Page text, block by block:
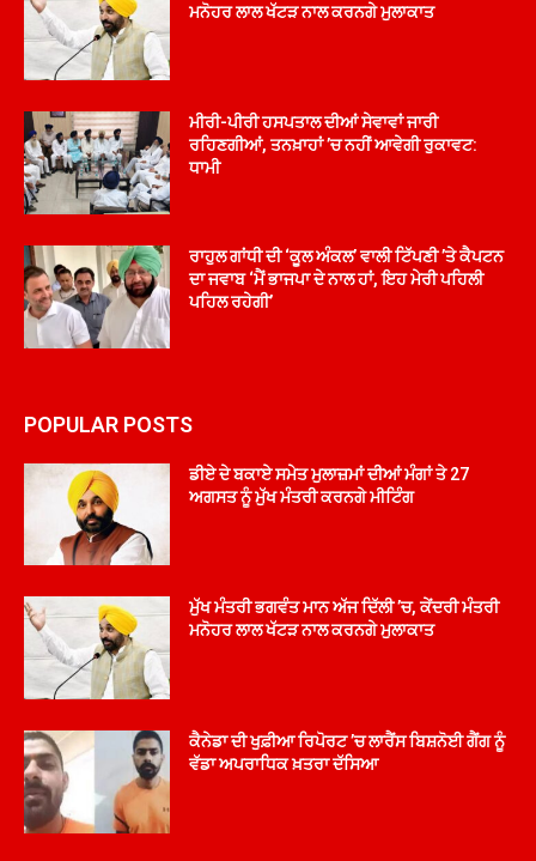
ਮਨੋਹਰ ਲਾਲ ਖੱਟੜ ਨਾਲ ਕਰਨਗੇ ਮੁਲਾਕਾਤ
ਮੀਰੀ-ਪੀਰੀ ਹਸਪਤਾਲ ਦੀਆਂ ਸੇਵਾਵਾਂ ਜਾਰੀ
ਰਹਿਣਗੀਆਂ, ਤਨਖ਼ਾਹਾਂ ’ਚ ਨਹੀਂ ਆਵੇਗੀ ਰੁਕਾਵਟ:
ਧਾਮੀ
ਰਾਹੁਲ ਗਾਂਧੀ ਦੀ ‘ਕੂਲ ਅੰਕਲ’ ਵਾਲੀ ਟਿੱਪਣੀ ’ਤੇ ਕੈਪਟਨ
ਦਾ ਜਵਾਬ ‘ਮੈਂ ਭਾਜਪਾ ਦੇ ਨਾਲ ਹਾਂ, ਇਹ ਮੇਰੀ ਪਹਿਲੀ
ਪਹਿਲ ਰਹੇਗੀ’
POPULAR POSTS
ਡੀਏ ਦੇ ਬਕਾਏ ਸਮੇਤ ਮੁਲਾਜ਼ਮਾਂ ਦੀਆਂ ਮੰਗਾਂ ਤੇ 27
ਅਗਸਤ ਨੂੰ ਮੁੱਖ ਮੰਤਰੀ ਕਰਨਗੇ ਮੀਟਿੰਗ
ਮੁੱਖ ਮੰਤਰੀ ਭਗਵੰਤ ਮਾਨ ਅੱਜ ਦਿੱਲੀ ’ਚ, ਕੇਂਦਰੀ ਮੰਤਰੀ
ਮਨੋਹਰ ਲਾਲ ਖੱਟੜ ਨਾਲ ਕਰਨਗੇ ਮੁਲਾਕਾਤ
ਕੈਨੇਡਾ ਦੀ ਖੁਫ਼ੀਆ ਰਿਪੋਰਟ ’ਚ ਲਾਰੈਂਸ ਬਿਸ਼ਨੋਈ ਗੈਂਗ ਨੂੰ
ਵੱਡਾ ਅਪਰਾਧਿਕ ਖ਼ਤਰਾ ਦੱਸਿਆ